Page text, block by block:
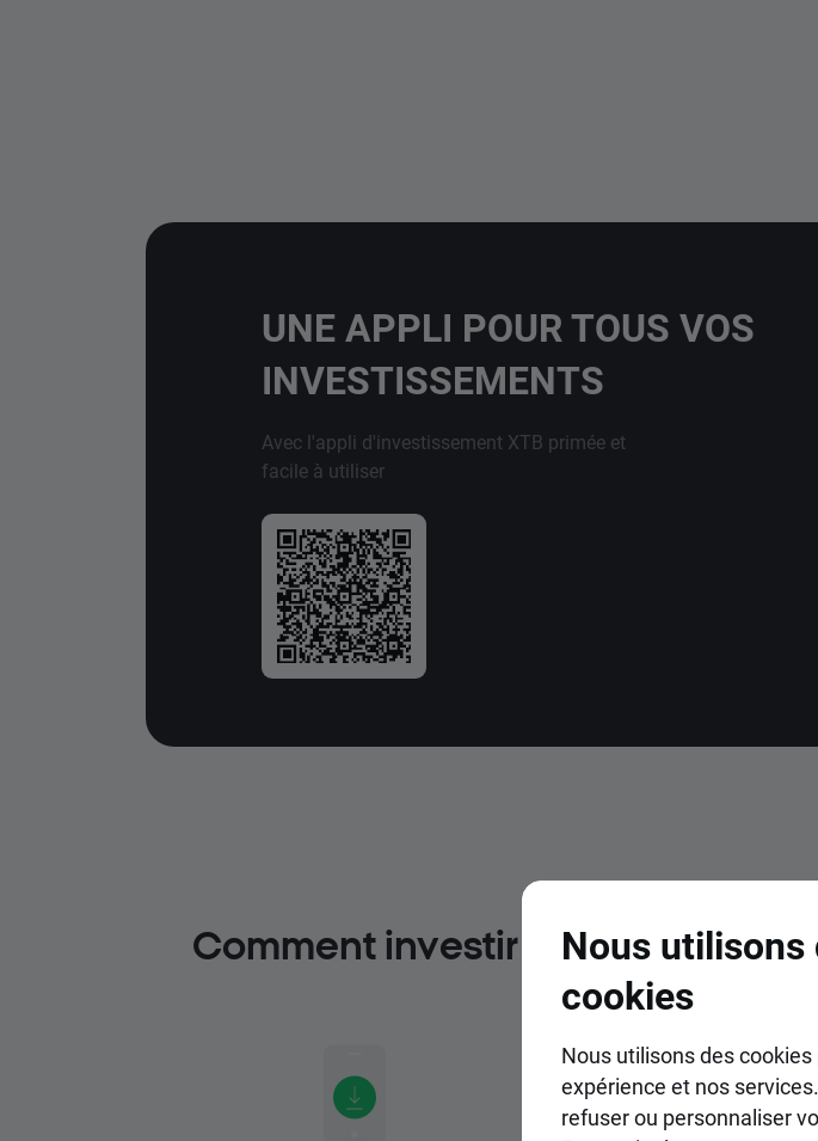
UNE APPLI POUR TOUS VOS
INVESTISSEMENTS
Avec l'appli d'investissement XTB primée et
facile à utiliser
Comment investir dans lesNous utilisons
cookies
Nous utilisons des
expérience et nos
refuser ou personnaliser